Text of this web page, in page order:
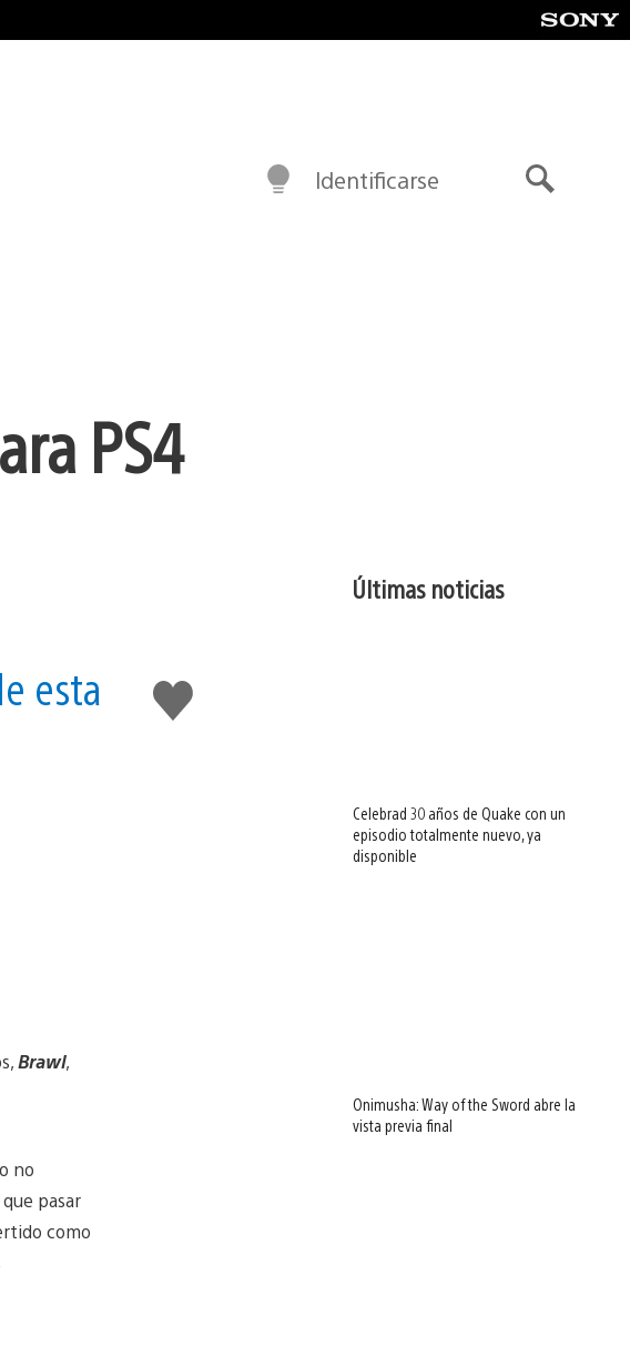
Identificarse
PS4
Me
gusta
esta
Brawl,
no
pasar
como
Últimas noticias
Celebrad 30 años de Quake con un
episodio totalmente nuevo, ya
disponible
Onimusha: Way of the Sword abre la
vista previa final